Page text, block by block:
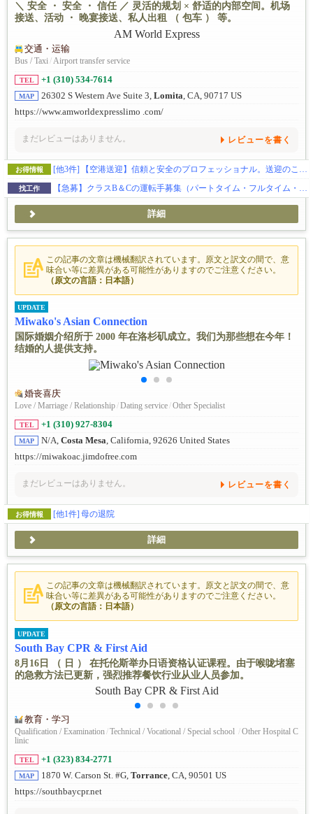
＼ 安全 ・ 安全 ・ 信任 ／ 灵活的规划 × 舒适的内部空间。机场
接送、活动 ・ 晚宴接送、私人出租 （ 包车 ） 等。
交通・运输
Bus / Taxi / Airport transfer service
TEL +1 (310) 534-7614
MAP 26302 S Western Ave Suite 3, Lomita , CA, 90717 US
https://www.amworldexpresslimo .com/
まだレビューはありません。 レビューを書く
お得情報 [他3件] 【空港送迎】信頼と安全のプロフェッショナル。送迎のことならお任せを。
找工作 【急募】クラスB＆Cの運転手募集（パートタイム・フルタイム・フリーランス）
詳細
この記事の文章は機械翻訳されています。原文と訳文の間で、意
味合い等に差異がある可能性がありますのでご注意ください。
（原文の言語：日本語）
UPDATE
Miwako's Asian Connection
国际婚姻介绍所于 2000 年在洛杉矶成立。我们为那些想在今年！
结婚的人提供支持。
婚丧喜庆
Love / Marriage / Relationship/Dating service/Other Specialist
TEL +1 (310) 927-8304
MAP N/A, Costa Mesa , California, 92626 United States
https://miwakoac.jimdofree.com
まだレビューはありません。 レビューを書く
お得情報 [他1件] 母の退院
詳細
この記事の文章は機械翻訳されています。原文と訳文の間で、意
味合い等に差異がある可能性がありますのでご注意ください。
（原文の言語：日本語）
UPDATE
South Bay CPR & First Aid
8月16日 （ 日 ） 在托伦斯举办日语资格认证课程。由于喉咙堵塞
的急救方法已更新，强烈推荐餐饮行业从业人员参加。
教育・学习
Qualification / Examination/Technical / Vocational / Special school /Other Hospital C
linic
TEL +1 (323) 834-2771
MAP 1870 W. Carson St. #G, Torrance, CA, 90501 US
https://southbaycpr.net